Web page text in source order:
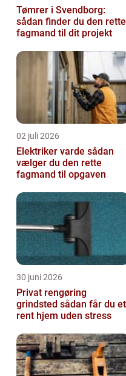
Tømrer i Svendborg:
sådan finder du den rette
fagmand til dit projekt
02 juli 2026
Elektriker varde sådan
vælger du den rette
fagmand til opgaven
30 juni 2026
Privat rengøring
grindsted sådan får du et
rent hjem uden stress